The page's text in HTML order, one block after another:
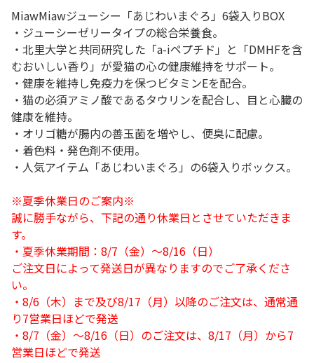
MiawMiawジューシー「あじわいまぐろ」6袋入りBOX
・ジューシーゼリータイプの総合栄養食。
・北里大学と共同研究した「a-iペプチド」と「DMHFを含
むおいしい香り」が愛猫の心の健康維持をサポート。
・健康を維持し免疫力を保つビタミンEを配合。
・猫の必須アミノ酸であるタウリンを配合し、目と心臓の
健康を維持。
・オリゴ糖が腸内の善玉菌を増やし、便臭に配慮。
・着色料・発色剤不使用。
・人気アイテム「あじわいまぐろ」の6袋入りボックス。
※夏季休業日のご案内※
誠に勝手ながら、下記の通り休業日とさせていただきま
す。
・夏季休業期間：8/7（金）～8/16（日）
ご注文日によって発送日が異なりますのでご了承くださ
い。
・8/6（木）まで及び8/17（月）以降のご注文は、通常通
り7営業日ほどで発送
・8/7（金）～8/16（日）のご注文は、8/17（月）から7
営業日ほどで発送